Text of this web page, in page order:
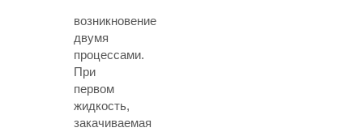
возникновение
двумя
процессами.
При
первом
жидкость,
закачиваемая